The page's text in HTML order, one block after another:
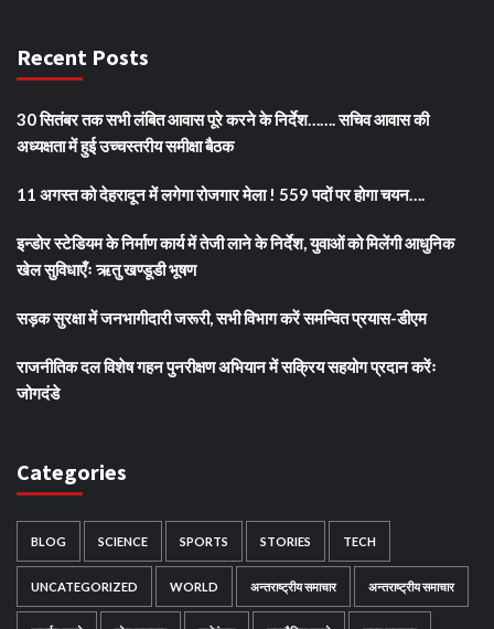
Recent Posts
30 सितंबर तक सभी लंबित आवास पूरे करने के निर्देश……. सचिव आवास की
अध्यक्षता में हुई उच्चस्तरीय समीक्षा बैठक
11 अगस्त को देहरादून में लगेगा रोजगार मेला ! 559 पदों पर होगा चयन….
इन्डोर स्टेडियम के निर्माण कार्य में तेजी लाने के निर्देश, युवाओं को मिलेंगी आधुनिक
खेल सुविधाएँः ऋतु खण्डूडी भूषण
सड़क सुरक्षा में जनभागीदारी जरूरी, सभी विभाग करें समन्वित प्रयास-डीएम
राजनीतिक दल विशेष गहन पुनरीक्षण अभियान में सक्रिय सहयोग प्रदान करेंः
जोगदंडे
Categories
BLOG SCIENCE SPORTS STORIES TECH
UNCATEGORIZED WORLD अन्तराष्ट्रीय समाचार अन्तराष्ट्रीय समाचार